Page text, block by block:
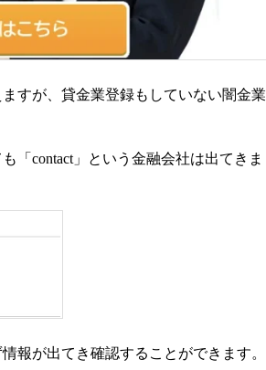
すが、貸金業登録もしていない闇金業
「contact」という金融会社は出てきま
報が出てき確認することができます。